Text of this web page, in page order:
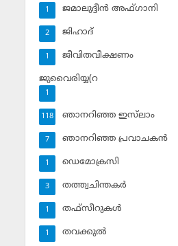
ജമാലുദ്ദീന്‍ അഫ്ഗാനി
1
ജിഹാദ്‌
2
ജീവിതവീക്ഷണം
1
ജുവൈരിയ്യ(റ
1
ഞാനറിഞ്ഞ ഇസ്‌ലാം
118
ഞാനറിഞ്ഞ പ്രവാചകന്‍
7
ഡെമോക്രസി
1
തത്ത്വചിന്തകര്‍
3
തഫ്‌സീറുകള്‍
1
തവക്കുല്‍
1